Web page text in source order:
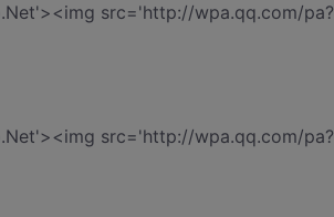
src='http://wpa.qq.com/pa?
src='http://wpa.qq.com/pa?